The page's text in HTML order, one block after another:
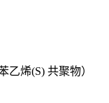
乙烯(S) 共聚物）